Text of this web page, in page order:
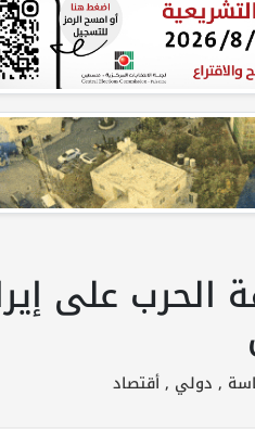
, دولي ,أقتصاد